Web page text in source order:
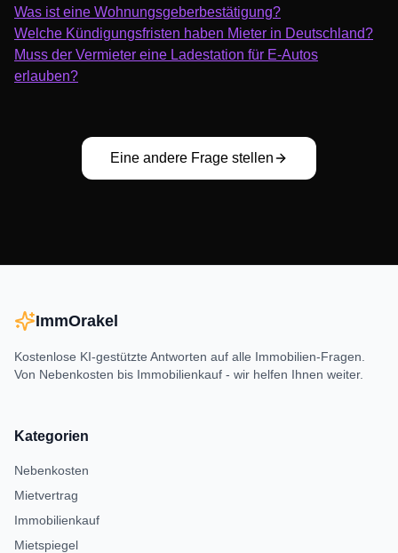
Was ist eine Wohnungsgeberbestätigung?
Welche Kündigungsfristen haben Mieter in Deutschland?
Muss der Vermieter eine Ladestation für E-Autos
erlauben?
Eine andere Frage stellen
ImmOrakel
Kostenlose KI-gestützte Antworten auf alle Immobilien-Fragen.
Von Nebenkosten bis Immobilienkauf - wir helfen Ihnen weiter.
Kategorien
Nebenkosten
Mietvertrag
Immobilienkauf
Mietspiegel